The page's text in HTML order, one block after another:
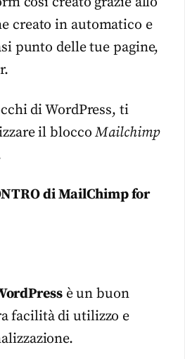
creato in automatico e
punto delle tue pagine,
di WordPress, ti
il bloccoMailchimp
di MailChimp for
è un buon
facilità di utilizzo e